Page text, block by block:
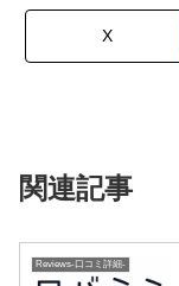
X
関連記事
Reviews-口コミ詳細-